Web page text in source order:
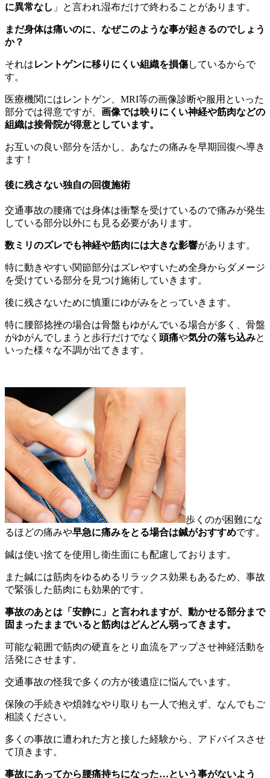
に異常なし 」と言われ湿布だけで終わることがあります。
まだ身体は痛いのに、なぜこのような事が起きるのでしょう
か？
それはレントゲンに移りにくい組織を損傷しているからで
す。
医療機関にはレントゲン、MRI等の画像診断や服用といった
部分では得意ですが、 画像では映りにくい神経や筋肉などの
組織は接骨院が得意としています。
お互いの良い部分を活かし、あなたの痛みを早期回復へ導き
ます！
後に残さない独自の回復施術
交通事故の腰痛では身体は衝撃を受けているので痛みが発生
している部分以外にも見る必要があります。
数ミリのズレでも神経や筋肉には大きな影響があります。
特に動きやすい関節部分はズレやすいため全身からダメージ
を受けている部分を見つけ施術していきます。
後に残さないために慎重にゆがみをとっていきます。
特に腰部捻挫の場合は骨盤もゆがんでいる場合が多く、骨盤
がゆがんでしまうと歩行だけでなく 頭痛や気分の落ち込みと
いった様々な不調が出てきます。
歩くのが困難にな
るほどの痛みや早急に痛みをとる場合は鍼がおすすめです。
鍼は使い捨てを使用し衛生面にも配慮しております。
また鍼には筋肉をゆるめるリラックス効果もあるため、事故
で緊張した筋肉にも効果的です。
事故のあとは「安静に」と言われますが、動かせる部分まで
固まったままでいると筋肉はどんどん弱ってきます。
可能な範囲で筋肉の硬直をとり血流をアップさせ神経活動を
活発にさせます。
交通事故の怪我で多くの方が後遺症に悩んでいます。
保険の手続きや煩雑なやり取りも一人で抱えず、なんでもご
相談ください。
多くの事故に遭われた方と接した経験から、アドバイスさせ
て頂きます。
事故にあってから腰痛持ちになった…という事がないよう